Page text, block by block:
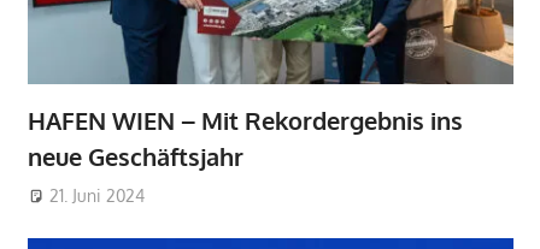
HAFEN WIEN – Mit Rekordergebnis ins
neue Geschäftsjahr
21. Juni 2024